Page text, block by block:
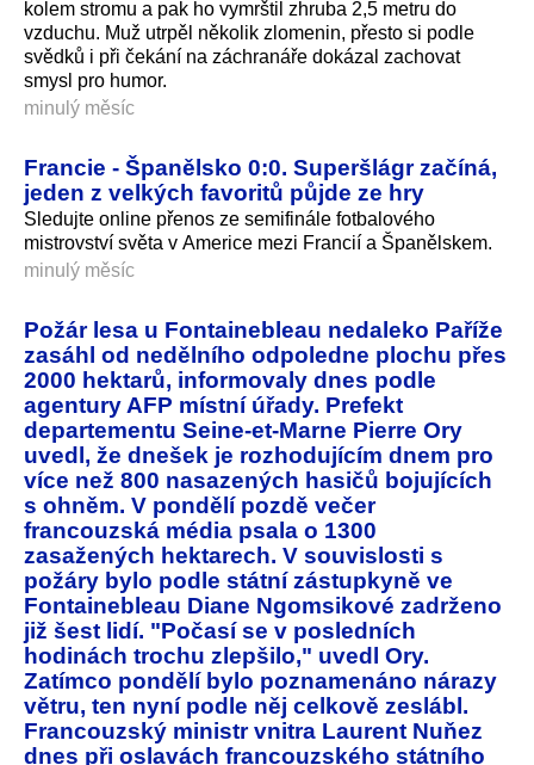
kolem stromu a pak ho vymrštil zhruba 2,5 metru do
vzduchu. Muž utrpěl několik zlomenin, přesto si podle
svědků i při čekání na záchranáře dokázal zachovat
smysl pro humor.
minulý měsíc
Francie - Španělsko 0:0. Superšlágr začíná,
jeden z velkých favoritů půjde ze hry
Sledujte online přenos ze semifinále fotbalového
mistrovství světa v Americe mezi Francií a Španělskem.
minulý měsíc
Požár lesa u Fontainebleau nedaleko Paříže
zasáhl od nedělního odpoledne plochu přes
2000 hektarů, informovaly dnes podle
agentury AFP místní úřady. Prefekt
departementu Seine-et-Marne Pierre Ory
uvedl, že dnešek je rozhodujícím dnem pro
více než 800 nasazených hasičů bojujících
s ohněm. V pondělí pozdě večer
francouzská média psala o 1300
zasažených hektarech. V souvislosti s
požáry bylo podle státní zástupkyně ve
Fontainebleau Diane Ngomsikové zadrženo
již šest lidí. "Počasí se v posledních
hodinách trochu zlepšilo," uvedl Ory.
Zatímco pondělí bylo poznamenáno nárazy
větru, ten nyní podle něj celkově zeslábl.
Francouzský ministr vnitra Laurent Nuňez
dnes při oslavách francouzského státního